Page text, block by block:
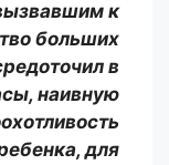
к
больших
в
наивную
для